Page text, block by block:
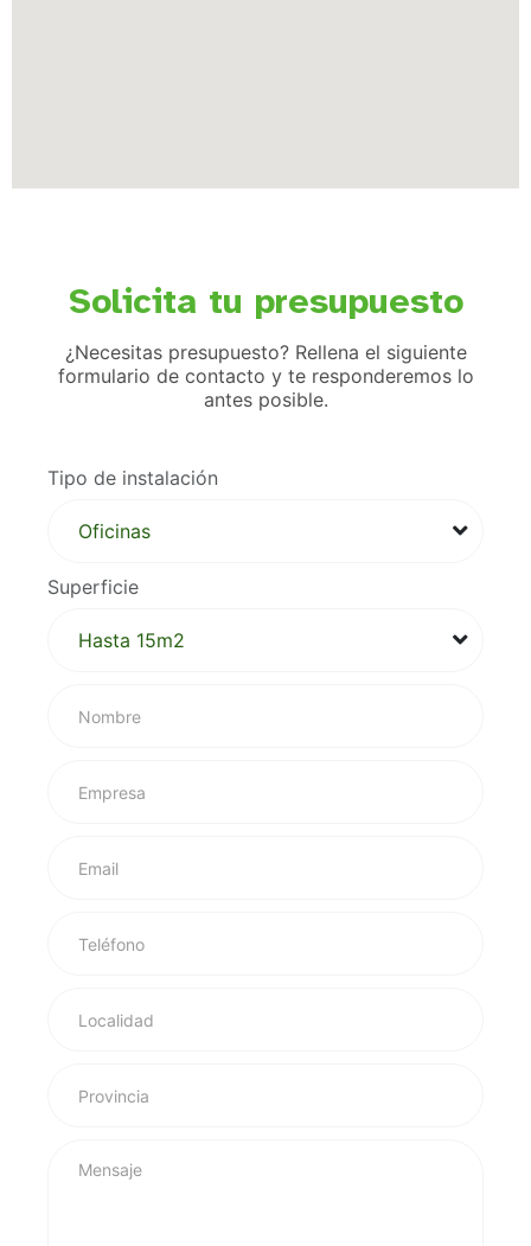
Solicita tu presupuesto
¿Necesitas presupuesto? Rellena el siguiente
formulario de contacto y te responderemos lo
antes posible.
Tipo de instalación
Superficie